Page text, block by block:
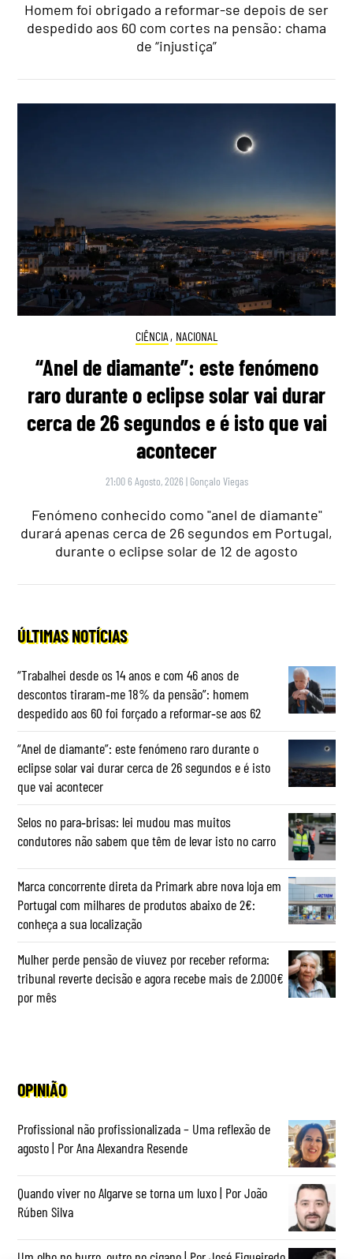
Homem foi obrigado a reformar-se depois de ser
despedido aos 60 com cortes na pensão: chama
de “injustiça”
CIÊNCIA , NACIONAL
“Anel de diamante”: este fenómeno
raro durante o eclipse solar vai durar
cerca de 26 segundos e é isto que vai
acontecer
21:00 6 Agosto, 2026 | Gonçalo Viegas
Fenómeno conhecido como "anel de diamante"
durará apenas cerca de 26 segundos em Portugal,
durante o eclipse solar de 12 de agosto
ÚLTIMAS NOTÍCIAS
“Trabalhei desde os 14 anos e com 46 anos de
descontos tiraram‑me 18% da pensão”: homem
despedido aos 60 foi forçado a reformar‑se aos 62
“Anel de diamante”: este fenómeno raro durante o
eclipse solar vai durar cerca de 26 segundos e é isto
que vai acontecer
Selos no para‑brisas: lei mudou mas muitos
condutores não sabem que têm de levar isto no carro
Marca concorrente direta da Primark abre nova loja em
Portugal com milhares de produtos abaixo de 2€:
conheça a sua localização
Mulher perde pensão de viuvez por receber reforma:
tribunal reverte decisão e agora recebe mais de 2.000€
por mês
OPINIÃO
Profissional não profissionalizada – Uma reflexão de
agosto | Por Ana Alexandra Resende
Quando viver no Algarve se torna um luxo | Por João
Rúben Silva